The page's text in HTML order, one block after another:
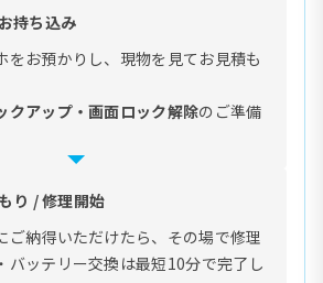
持ち込み
をお預かりし、現物を見てお見積も
クアップ・画面ロック解除のご準備
り / 修理開始
ご納得いただけたら、その場で修理
バッテリー交換は最短10分で完了し